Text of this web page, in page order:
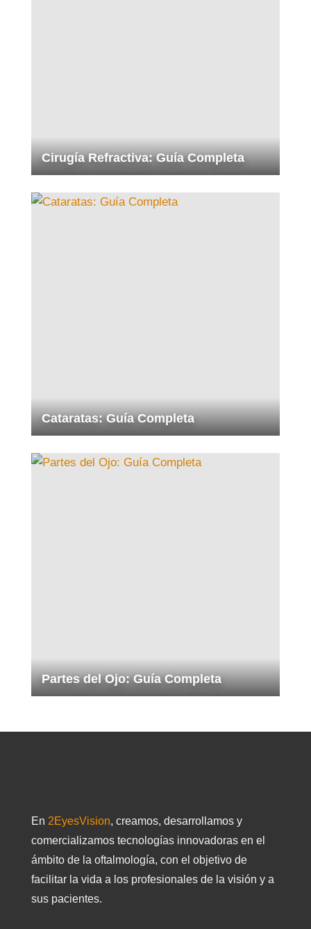
Cirugía Refractiva: Guía Completa
Cataratas: Guía Completa
Partes del Ojo: Guía Completa
En 2EyesVision, creamos, desarrollamos y
comercializamos tecnologías innovadoras en el
ámbito de la oftalmología, con el objetivo de
facilitar la vida a los profesionales de la visión y a
sus pacientes.